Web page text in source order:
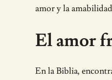
amor y la
El amor
En la Biblia,